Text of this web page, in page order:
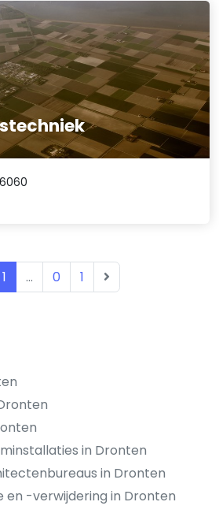
in Dronten
in Dronten
en -verwijdering in Dronten
1 ... 0 1